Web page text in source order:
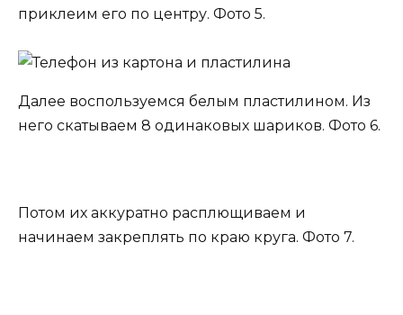
приклеим его по центру. Фото 5.
Далее воспользуемся белым пластилином. Из
него скатываем 8 одинаковых шариков. Фото 6.
Потом их аккуратно расплющиваем и
начинаем закреплять по краю круга. Фото 7.